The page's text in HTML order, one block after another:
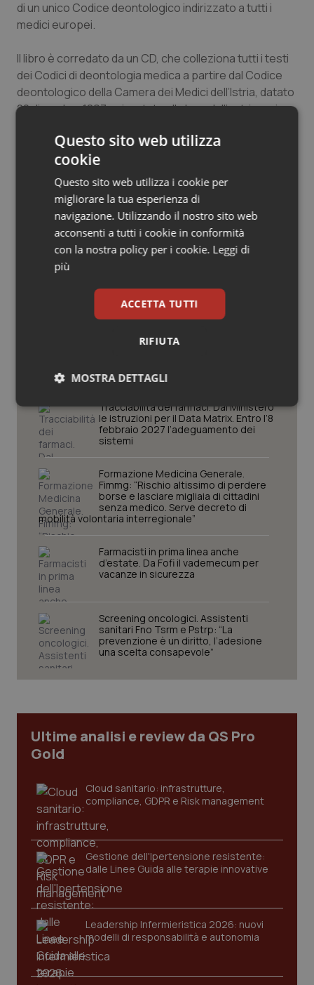
Salute orale & impianti
Sangue & coagulazione
Tiroide
Tumore ovarico
Tumori del Polmone & Testa Collo
Tumori gastrointestinali
Ulcera & Reflusso
di un unico Codice deontologico indirizzato a tutti i
medici europei.
Il libro è corredato da un CD, che colleziona tutti i testi
dei Codici di deontologia medica a partire dal Codice
deontologico della Camera dei Medici dell’Istria, datato
20 dicembre 1897 e riportato alla luce dall’autrice, sino
deontologico approvato dalla Fnomceo il 18 maggio
11 Dicembre 2014
© Riproduzione riservata
Potrebbe interessarti in
Tracciabilità dei farmaci. Dal Ministero
le istruzioni per il Data Matrix. Entro l’8
febbraio 2027 l’adeguamento dei
sistemi
Formazione Medicina Generale.
Fimmg: “Rischio altissimo di perdere
borse e lasciare migliaia di cittadini
senza medico. Serve decreto di
mobilità volontaria interregionale”
Farmacisti in prima linea anche
d’estate. Da Fofi il vademecum per
vacanze in sicurezza
Screening oncologici. Assistenti
sanitari Fno Tsrm e Pstrp: “La
prevenzione è un diritto, l’adesione
una scelta consapevole”
Ultime analisi e review da QS Pro
Gold
Cloud sanitario: infrastrutture,
compliance, GDPR e Risk management
Gestione dell'Ipertensione resistente:
dalle Linee Guida alle terapie innovative
Leadership Infermieristica 2026: nuovi
modelli di responsabilità e autonomia
Questo sito web utilizza
cookie
Questo sito web utilizza i cookie per
migliorare la tua esperienza di
navigazione. Utilizzando il nostro sito web
acconsenti a tutti i cookie in conformità
con la nostra policy per i cookie. Leggi di
più
ACCETTA TUTTI
RIFIUTA
MOSTRA DETTAGLI
Necessari Statistici Marketing
Necessari Statistici Marketing
I cookie necessari contribuiscono a rendere fruibile il
navigazione sulle pagine e l'accesso alle aree
protette del sito. Il sito web non è in grado di
funzionare correttamente senza questi cookie.
VISITOR_PRIVACY_METADATA
YouTube
.youtube.com
CookieScriptConsent
www.quotidianosanita.it